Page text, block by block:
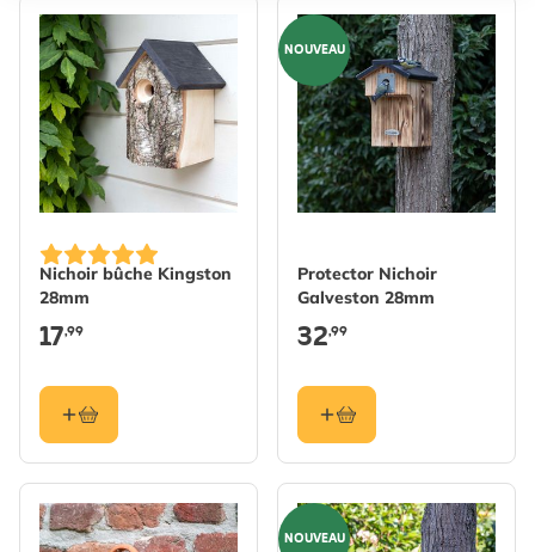
Nichoir bûche Kingston
28mm
17,99
NOUVEAU
Protector Nichoir
Galveston 28mm
32,99
NOUVEAU